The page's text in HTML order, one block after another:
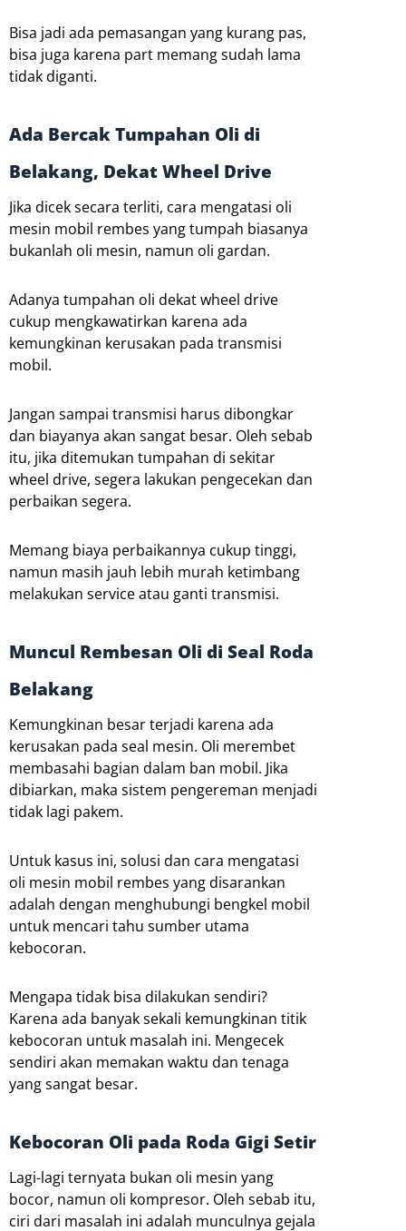
Bisa jadi ada pemasangan yang kurang pas,
bisa juga karena part memang sudah lama
tidak diganti.
Ada Bercak Tumpahan Oli di
Belakang, Dekat Wheel Drive
Jika dicek secara terliti, cara mengatasi oli
mesin mobil rembes yang tumpah biasanya
bukanlah oli mesin, namun oli gardan.
Adanya tumpahan oli dekat wheel drive
cukup mengkawatirkan karena ada
kemungkinan kerusakan pada transmisi
mobil.
Jangan sampai transmisi harus dibongkar
dan biayanya akan sangat besar. Oleh sebab
itu, jika ditemukan tumpahan di sekitar
wheel drive, segera lakukan pengecekan dan
perbaikan segera.
Memang biaya perbaikannya cukup tinggi,
namun masih jauh lebih murah ketimbang
melakukan service atau ganti transmisi.
Muncul Rembesan Oli di Seal Roda
Belakang
Kemungkinan besar terjadi karena ada
kerusakan pada seal mesin. Oli merembet
membasahi bagian dalam ban mobil. Jika
dibiarkan, maka sistem pengereman menjadi
tidak lagi pakem.
Untuk kasus ini, solusi dan cara mengatasi
oli mesin mobil rembes yang disarankan
adalah dengan menghubungi bengkel mobil
untuk mencari tahu sumber utama
kebocoran.
Mengapa tidak bisa dilakukan sendiri?
Karena ada banyak sekali kemungkinan titik
kebocoran untuk masalah ini. Mengecek
sendiri akan memakan waktu dan tenaga
yang sangat besar.
Kebocoran Oli pada Roda Gigi Setir
Lagi-lagi ternyata bukan oli mesin yang
bocor, namun oli kompresor. Oleh sebab itu,
ciri dari masalah ini adalah munculnya gejala